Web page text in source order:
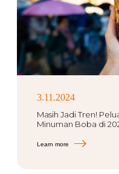
3.11.2024
Masih Jadi Tren!
Minuman Boba di
Learn more